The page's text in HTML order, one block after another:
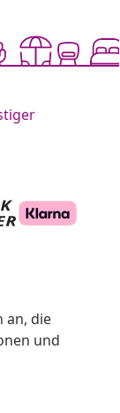
an, die
und